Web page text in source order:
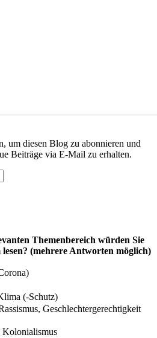
um diesen Blog zu abonnieren und
Beiträge via E-Mail zu erhalten.
Themenbereich würden Sie
(mehrere Antworten möglich)
(-Schutz)
Geschlechtergerechtigkeit
Kolonialismus